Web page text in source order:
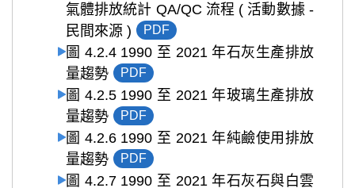
氣體排放統計 QA/QC 流程 ( 活動數據 -
民間來源 )
PDF
圖 4.2.4 1990 至 2021 年石灰生產排放
量趨勢
PDF
圖 4.2.5 1990 至 2021 年玻璃生產排放
量趨勢
PDF
圖 4.2.6 1990 至 2021 年純鹼使用排放
量趨勢
PDF
圖 4.2.7 1990 至 2021 年石灰石與白雲